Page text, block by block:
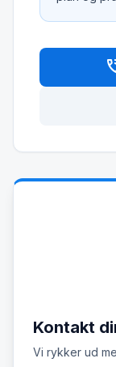
Kontakt
Vi rykker ud